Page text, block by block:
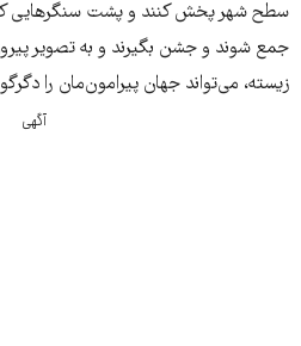
سطح شهر پخش کنند و پشت سنگرهایی که
جمع شوند و جشن بگیرند و به تصویر
زیسته، می‌تواند جهان پیرامون‌مان را
آگهی